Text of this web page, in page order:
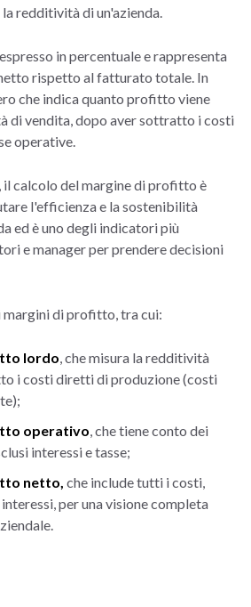
redditività di un'azienda.
in percentuale e rappresenta
rispetto al fatturato totale. In
che indica quanto profitto viene
di vendita, dopo aver sottratto i costi
operative.
calcolo del margine di profitto è
l'efficienza e la sostenibilità
ed è uno degli indicatori più
e manager per prendere decisioni
di profitto, tra cui:
lordo, che misura la redditività
i costi diretti di produzione (costi
operativo, che tiene conto dei
interessi e tasse;
netto, che include tutti i costi,
per una visione completa